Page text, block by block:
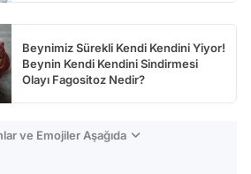
Beynimiz Sürekli Kendi Kendini Yiyor!
Beynin Kendi Kendini Sindirmesi
Olayı Fagositoz Nedir?
ve Emojiler Aşağıda